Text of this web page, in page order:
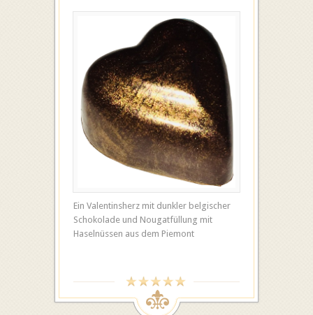
Ein Valentinsherz mit dunkler belgischer
Schokolade und Nougatfüllung mit
Haselnüssen aus dem Piemont